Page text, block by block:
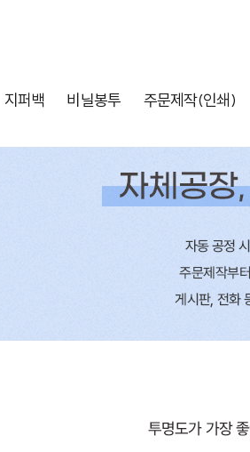
지퍼백 비닐봉투 주문제작(인쇄)